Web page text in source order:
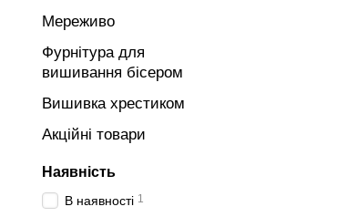
Мереживо
Фурнітура для
вишивання бісером
Вишивка хрестиком
Акційні товари
Наявність
В наявності 1